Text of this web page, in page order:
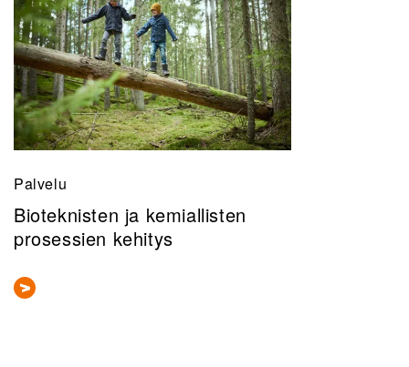
Palvelu
Bioteknisten ja kemiallisten
prosessien kehitys